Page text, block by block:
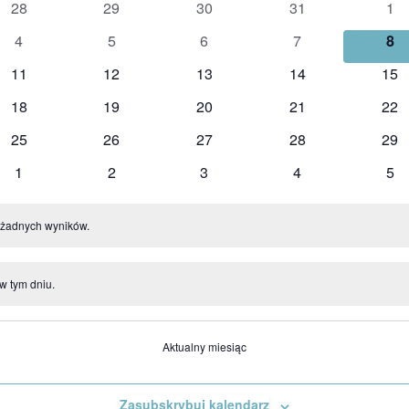
0
28
0
29
0
30
0
wydarzenia
31
0
1
0
4
0
5
0
6
0
wydarzenia
7
0
8
0
11
0
12
0
13
0
14
0
15
0
18
0
19
0
20
0
21
0
22
0
25
0
26
0
27
0
28
0
29
0
1
0
2
0
3
0
4
0
5
wyników.
tym dniu.
Aktualny miesiąc
Zasubskrybuj kalendarz